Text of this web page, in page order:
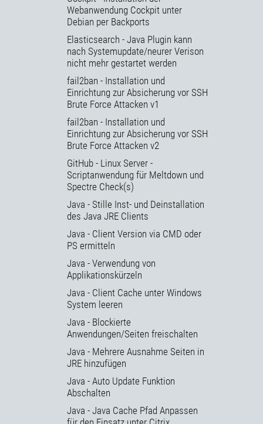
Webanwendung Cockpit unter
Debian per Backports
Elasticsearch - Java Plugin kann
nach Systemupdate/neurer Verison
nicht mehr gestartet werden
fail2ban - Installation und
Einrichtung zur Absicherung vor SSH
Brute Force Attacken v1
fail2ban - Installation und
Einrichtung zur Absicherung vor SSH
Brute Force Attacken v2
GitHub - Linux Server -
Scriptanwendung für Meltdown und
Spectre Check(s)
Java - Stille Inst- und Deinstallation
des Java JRE Clients
Java - Client Version via CMD oder
PS ermitteln
Java - Verwendung von
Applikationskürzeln
Java - Client Cache unter Windows
System leeren
Java - Blockierte
Anwendungen/Seiten freischalten
Java - Mehrere Ausnahme Seiten in
JRE hinzufügen
Java - Auto Update Funktion
Abschalten
Java - Java Cache Pfad Anpassen